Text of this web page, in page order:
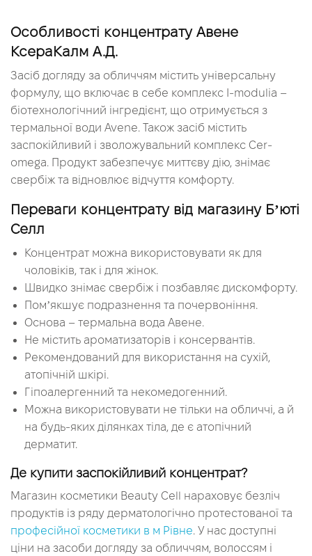
Особливості концентрату Авене
КсераКалм А.Д.
Засіб догляду за обличчям містить універсальну
формулу, що включає в себе комплекс І-modulia –
біотехнологічний інгредієнт, що отримується з
термальної води Avene. Також засіб містить
заспокійливий і зволожувальний комплекс Cer-
omega. Продукт забезпечує миттєву дію, знімає
свербіж та відновлює відчуття комфорту.
Переваги концентрату від магазину Бʼюті
Селл
Концентрат можна використовувати як для
чоловіків, так і для жінок.
Швидко знімає свербіж і позбавляє дискомфорту.
Помʼякшує подразнення та почервоніння.
Основа – термальна вода Авене.
Не містить ароматизаторів і консервантів.
Рекомендований для використання на сухій,
атопічній шкірі.
Гіпоалергенний та некомедогенний.
Можна використовувати не тільки на обличчі, а й
на будь-яких ділянках тіла, де є атопічний
дерматит.
Де купити заспокійливий концентрат?
Магазин косметики Beauty Cell нараховує безліч
продуктів із ряду дерматологічно протестованої та
професійної косметики в м Рівне. У нас доступні
ціни на засоби догляду за обличчям, волоссям і